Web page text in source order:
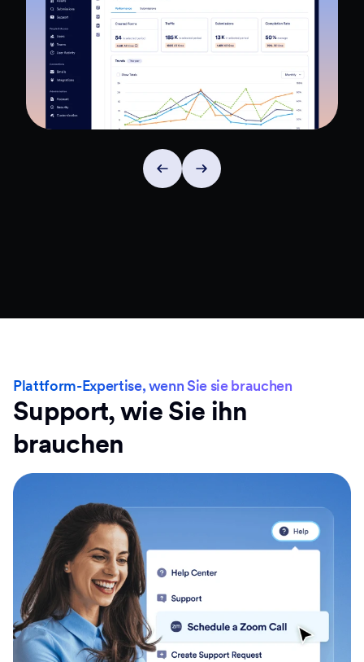
Plattform-Expertise, wenn Sie sie brauchen
Support, wie Sie ihn
brauchen